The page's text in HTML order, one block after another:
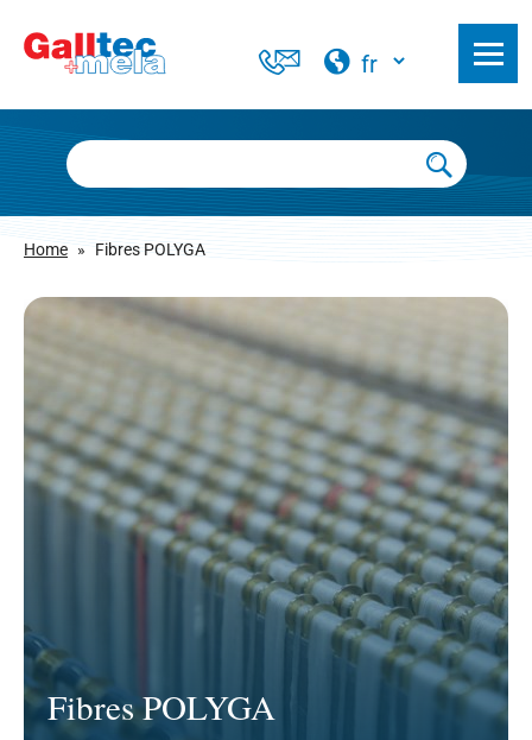
Home » Fibres POLYGA
Fibres POLYGA